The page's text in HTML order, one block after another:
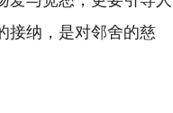
接纳，是对邻舍的慈